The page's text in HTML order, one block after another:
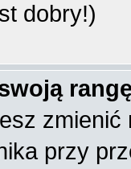
dobry!)
przy